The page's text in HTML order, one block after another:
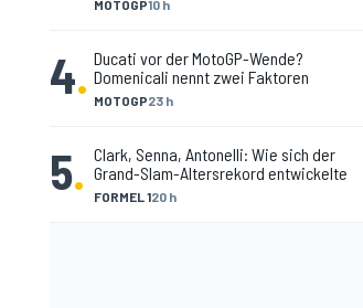
MOTOGP10 h
4. MOTOGP23 h
Ducati vor der MotoGP-Wende?
Domenicali nennt zwei Faktoren
5. FORMEL 120 h
Clark, Senna, Antonelli: Wie sich der
Grand-Slam-Altersrekord entwickelte